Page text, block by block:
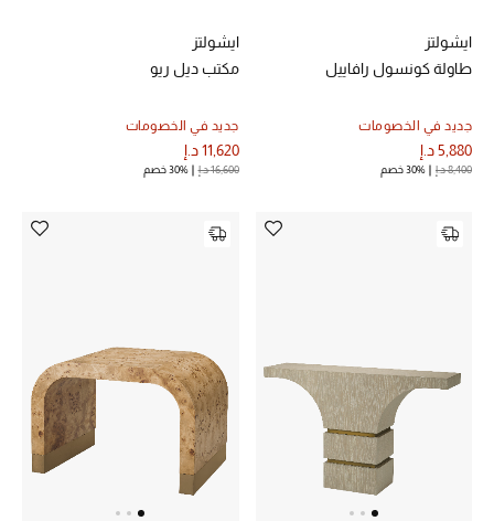
ايشولتز
طاولة كونسول رافاييل
جديد في الخصومات
5,880 د.إ
8,400 د.إ 30% خصم
ايشولتز
مكتب ديل ريو
جديد في الخصومات
11,620 د.إ
16,600 د.إ 30% خصم